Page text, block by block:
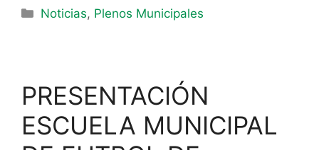
Noticias, Plenos Municipales
PRESENTACIÓN
ESCUELA MUNICIPAL